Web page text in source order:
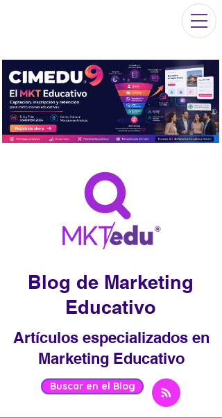
Blog de Marketing
Educativo
Artículos especializados en
Marketing Educativo
Buscar en el Blog